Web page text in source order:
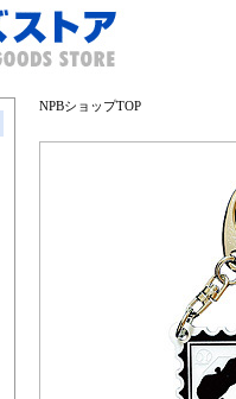
NPBショップTOP